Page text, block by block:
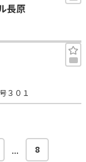
長原
３０１
... 8